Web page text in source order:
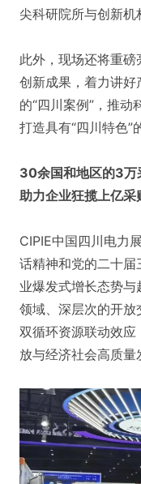
尖科研院所与创新机
此外，现场还将重
创新成果，着力讲
的“四川案例”，推动
打造具有“四川特色”
30余国和地区的3万
助力企业狂揽上亿采
CIPIE中国四川电力
话精神和党的二十
业爆发式增长态势
领域、深层次的开
双循环资源联动效
放与经济社会高质量